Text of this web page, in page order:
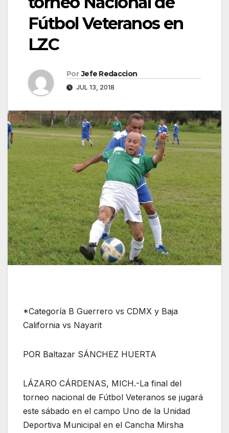
Fútbol Veteranos en
LZC
Por Jefe Redaccion
JUL 13, 2018
*Categoría B Guerrero vs CDMX y Baja
California vs Nayarit
POR Baltazar SÁNCHEZ HUERTA
LÁZARO CÁRDENAS, MICH.-La final del
torneo nacional de Fútbol Veteranos se jugará
este sábado en el campo Uno de la Unidad
Deportiva Municipal en el Cancha Mirsha